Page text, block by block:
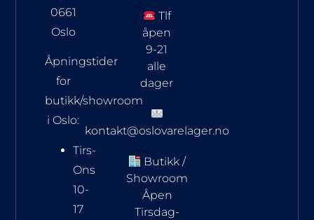
0661
Oslo
Åpningstider
for
butikk/showroom
i Oslo:
Tirs-
Ons
10-
17
Tlf
åpen
9-21
alle
dager
kontakt@oslovarelager.no
Butikk /
Showroom
Åpen
Tirsdag-